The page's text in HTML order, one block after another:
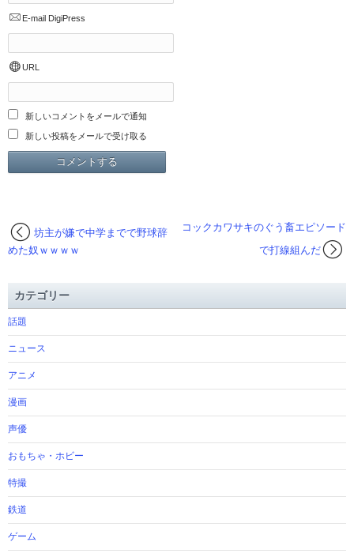
E-mail DigiPress
URL
新しいコメントをメールで通知
新しい投稿をメールで受け取る
コックカワサキのぐう畜エピソード
で打線組んだ
坊主が嫌で中学までで野球辞
めた奴ｗｗｗｗ
カテゴリー
話題
ニュース
アニメ
漫画
声優
おもちゃ・ホビー
特撮
鉄道
ゲーム